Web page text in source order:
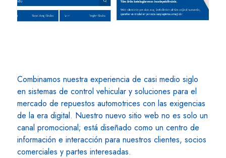
Combinamos nuestra experiencia de casi medio siglo
en sistemas de control vehicular y soluciones para el
mercado de repuestos automotrices con las exigencias
de la era digital. Nuestro nuevo sitio web no es solo un
canal promocional; está diseñado como un centro de
información e interacción para nuestros clientes, socios
comerciales y partes interesadas.